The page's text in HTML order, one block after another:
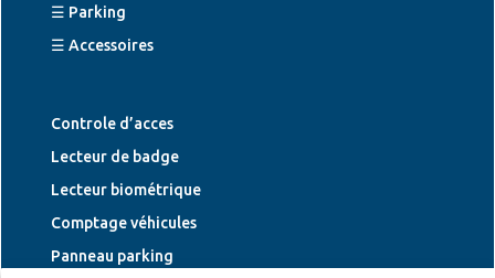
☰ Parking
☰ Accessoires
Controle d’acces
Lecteur de badge
Lecteur biométrique
Comptage véhicules
Panneau parking